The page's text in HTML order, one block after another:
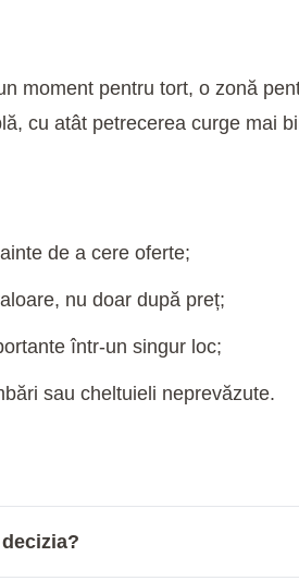
moment pentru tort, o zonă
cu atât petrecerea curge mai
de a cere oferte;
nu doar după preț;
într-un singur loc;
sau cheltuieli neprevăzute.